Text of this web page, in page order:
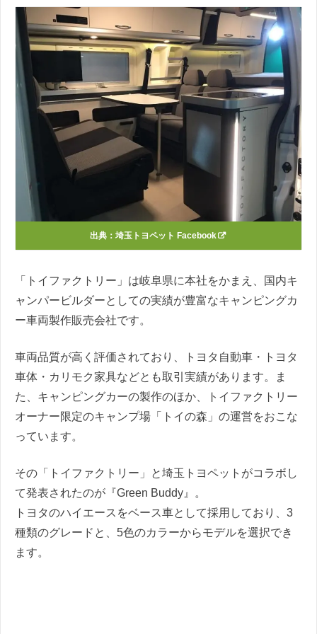
出典： 埼玉トヨペット Facebook
「トイファクトリー」は岐阜県に本社をかまえ、国内キ
ャンパービルダーとしての実績が豊富なキャンピングカ
ー車両製作販売会社です。
車両品質が高く評価されており、トヨタ自動車・トヨタ
車体・カリモク家具などとも取引実績があります。ま
た、キャンピングカーの製作のほか、トイファクトリー
オーナー限定のキャンプ場「トイの森」の運営をおこな
っています。
その「トイファクトリー」と埼玉トヨペットがコラボし
て発表されたのが『Green Buddy』。
トヨタのハイエースをベース車として採用しており、3
種類のグレードと、5色のカラーからモデルを選択でき
ます。